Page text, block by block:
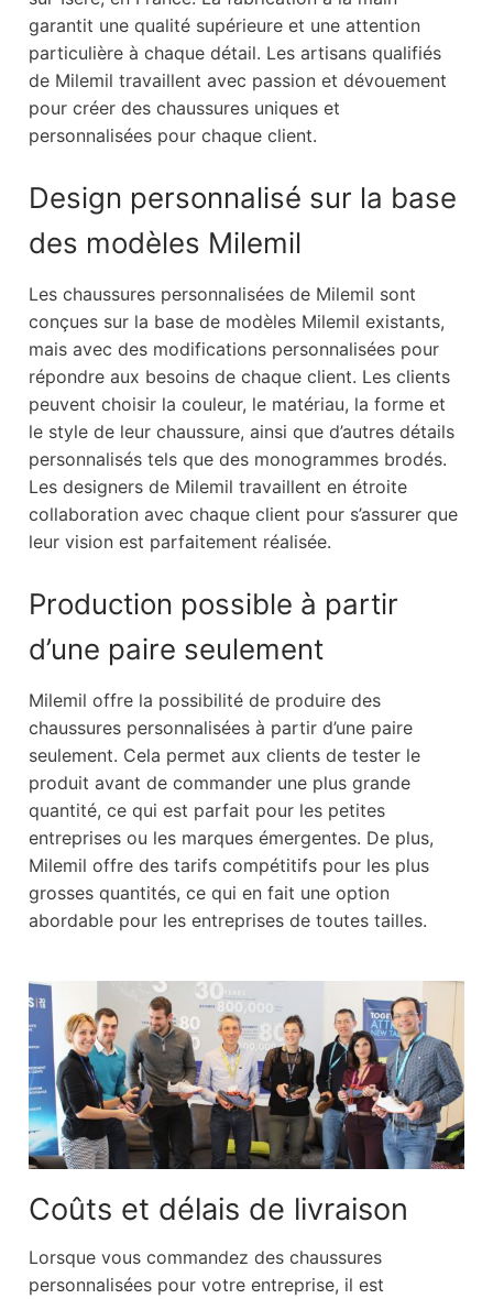
garantit une qualité supérieure et une attention
particulière à chaque détail. Les artisans qualifiés
de Milemil travaillent avec passion et dévouement
pour créer des chaussures uniques et
personnalisées pour chaque client.
Design personnalisé sur la base
des modèles Milemil
Les chaussures personnalisées de Milemil sont
conçues sur la base de modèles Milemil existants,
mais avec des modifications personnalisées pour
répondre aux besoins de chaque client. Les clients
peuvent choisir la couleur, le matériau, la forme et
le style de leur chaussure, ainsi que d’autres détails
personnalisés tels que des monogrammes brodés.
Les designers de Milemil travaillent en étroite
collaboration avec chaque client pour s’assurer que
leur vision est parfaitement réalisée.
Production possible à partir
d’une paire seulement
Milemil offre la possibilité de produire des
chaussures personnalisées à partir d’une paire
seulement. Cela permet aux clients de tester le
produit avant de commander une plus grande
quantité, ce qui est parfait pour les petites
entreprises ou les marques émergentes. De plus,
Milemil offre des tarifs compétitifs pour les plus
grosses quantités, ce qui en fait une option
abordable pour les entreprises de toutes tailles.
Coûts et délais de livraison
Lorsque vous commandez des chaussures
personnalisées pour votre entreprise, il est